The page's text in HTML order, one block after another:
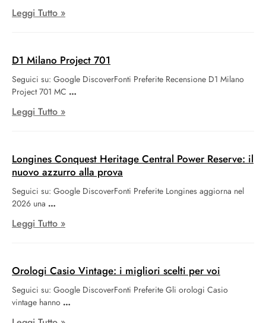
Leggi Tutto »
D1 Milano Project 701
Seguici su: Google DiscoverFonti Preferite Recensione D1 Milano
Project 701 MC
Leggi Tutto »
Longines Conquest Heritage Central Power Reserve: il
nuovo azzurro alla prova
Seguici su: Google DiscoverFonti Preferite Longines aggiorna nel
2026 una
Leggi Tutto »
Orologi Casio Vintage: i migliori scelti per voi
Seguici su: Google DiscoverFonti Preferite Gli orologi Casio
vintage hanno